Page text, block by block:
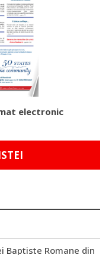
electronic
Baptiste Romane din